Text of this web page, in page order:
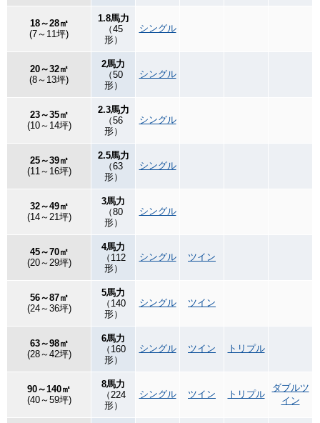
18～28㎡
(7～11坪)
1.8馬力
（45
形）
シングル
20～32㎡
(8～13坪)
2馬力
（50
形）
シングル
23～35㎡
(10～14坪)
2.3馬力
（56
形）
シングル
25～39㎡
(11～16坪)
2.5馬力
（63
形）
シングル
32～49㎡
(14～21坪)
3馬力
（80
形）
シングル
45～70㎡
(20～29坪)
4馬力
（112
形）
シングル ツイン
56～87㎡
(24～36坪)
5馬力
（140
形）
シングル ツイン
63～98㎡
(28～42坪)
6馬力
（160
形）
シングル ツイン トリプル
90～140㎡
(40～59坪)
8馬力
（224
形）
シングル ツイン トリプル
ダブルツ
イン